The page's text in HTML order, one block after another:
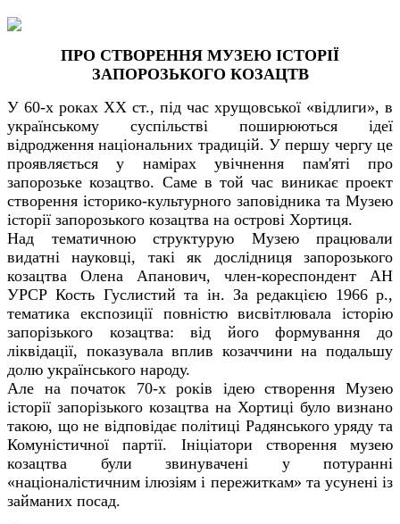
ПРО СТВОРЕННЯ МУЗЕЮ ІСТОРІЇ
ЗАПОРОЗЬКОГО КОЗАЦТВ
У 60-х роках ХХ ст., під час хрущовської «відлиги», в
українському суспільстві поширюються ідеї
відродження національних традицій. У першу чергу це
проявляється у намірах увічнення пам'яті про
запорозьке козацтво. Саме в той час виникає проект
створення історико-культурного заповідника та Музею
історії запорозького козацтва на острові Хортиця.
Над тематичною структурую Музею працювали
видатні науковці, такі як дослідниця запорозького
козацтва Олена Апанович, член-кореспондент АН
УРСР Кость Гуслистий та ін. За редакцією 1966 р.,
тематика експозиції повністю висвітлювала історію
запорізького козацтва: від його формування до
ліквідації, показувала вплив козаччини на подальшу
долю українського народу.
Але на початок 70-х років ідею створення Музею
історії запорізького козацтва на Хортиці було визнано
такою, що не відповідає політиці Радянського уряду та
Комуністичної партії. Ініціатори створення музею
козацтва були звинувачені у потуранні
«націоналістичним ілюзіям і пережиткам» та усунені із
займаних посад.